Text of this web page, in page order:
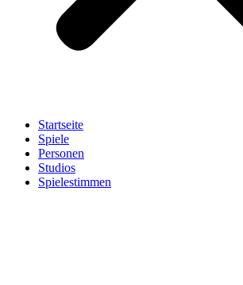
Startseite
Spiele
Personen
Studios
Spielestimmen